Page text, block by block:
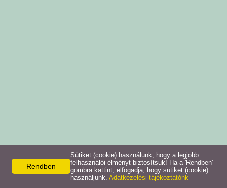
Rendben
Sütiket (cookie) használunk, hogy a legjobb
felhasználói élményt biztosítsuk! Ha a 'Rendben'
gombra kattint, elfogadja, hogy sütiket (cookie)
használjunk. Adatkezelési tájékoztatónk